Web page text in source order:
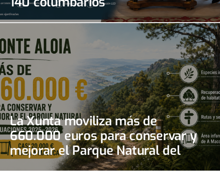
La Xunta moviliza más de
660.000 euros para conservar y
mejorar el Parque Natural del
Monte Aloia